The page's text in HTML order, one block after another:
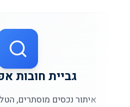
גביית חובות
איתור נכסים מוסתרים,